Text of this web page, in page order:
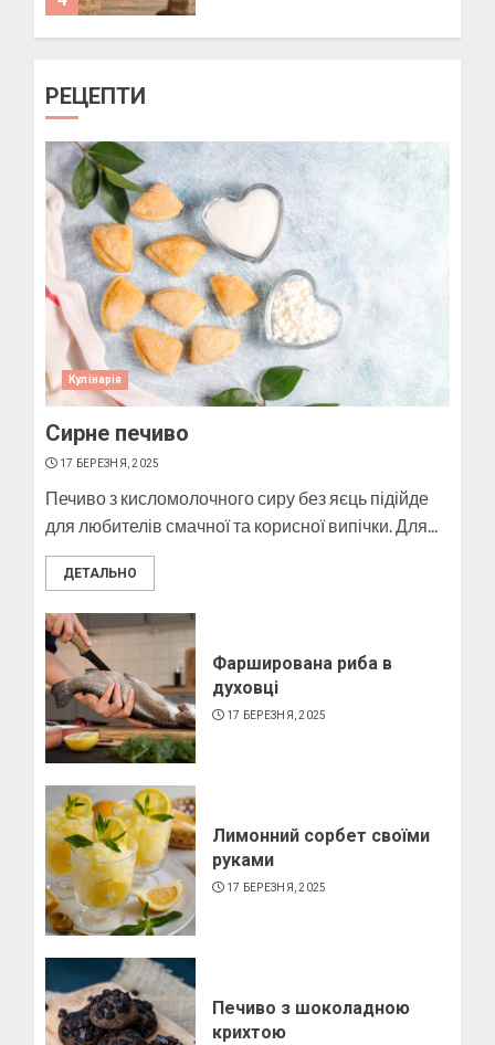
1
11 БЕРЕЗНЯ, 2025
2
Пози для фотографій на
вулиці
10 БЕРЕЗНЯ, 2025
4
РЕЦЕПТИ
Кулінарія
Сирне печиво
17 БЕРЕЗНЯ, 2025
Печиво з кисломолочного сиру без яєць підійде
для любителів смачної та корисної випічки. Для...
ДЕТАЛЬНО
Фарширована риба в
духовці
17 БЕРЕЗНЯ, 2025
Лимонний сорбет своїми
руками
17 БЕРЕЗНЯ, 2025
Печиво з шоколадною
крихтою